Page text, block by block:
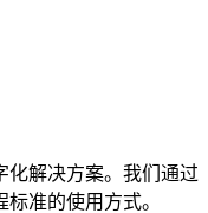
化解决方案。我们通过
准的使用方式。